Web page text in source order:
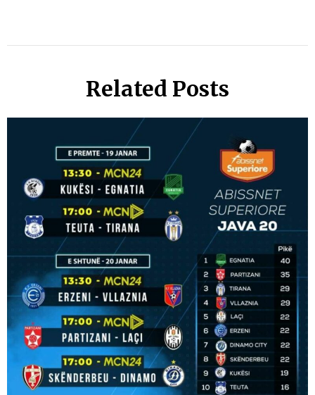
Related Posts